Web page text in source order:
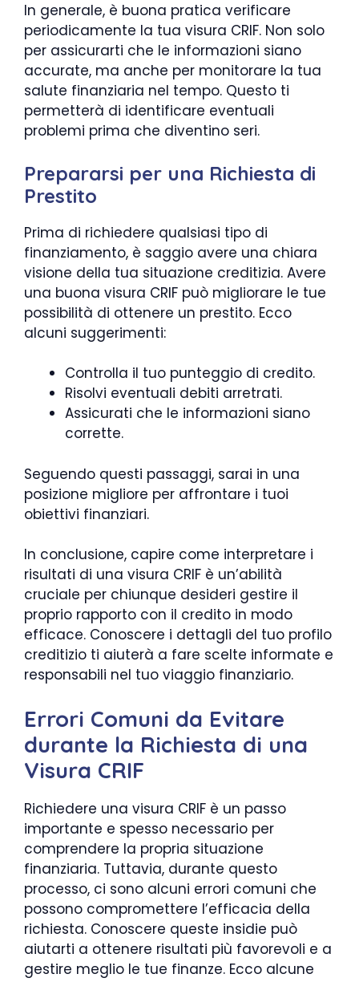
In generale, è buona pratica verificare
periodicamente la tua visura CRIF. Non solo
per assicurarti che le informazioni siano
accurate, ma anche per monitorare la tua
salute finanziaria nel tempo. Questo ti
permetterà di identificare eventuali
problemi prima che diventino seri.
Prepararsi per una Richiesta di
Prestito
Prima di richiedere qualsiasi tipo di
finanziamento, è saggio avere una chiara
visione della tua situazione creditizia. Avere
una buona visura CRIF può migliorare le tue
possibilità di ottenere un prestito. Ecco
alcuni suggerimenti:
Controlla il tuo punteggio di credito.
Risolvi eventuali debiti arretrati.
Assicurati che le informazioni siano
corrette.
Seguendo questi passaggi, sarai in una
posizione migliore per affrontare i tuoi
obiettivi finanziari.
In conclusione, capire come interpretare i
risultati di una visura CRIF è un’abilità
cruciale per chiunque desideri gestire il
proprio rapporto con il credito in modo
efficace. Conoscere i dettagli del tuo profilo
creditizio ti aiuterà a fare scelte informate e
responsabili nel tuo viaggio finanziario.
Errori Comuni da Evitare
durante la Richiesta di una
Visura CRIF
Richiedere una visura CRIF è un passo
importante e spesso necessario per
comprendere la propria situazione
finanziaria. Tuttavia, durante questo
processo, ci sono alcuni errori comuni che
possono compromettere l’efficacia della
richiesta. Conoscere queste insidie può
aiutarti a ottenere risultati più favorevoli e a
gestire meglio le tue finanze. Ecco alcune